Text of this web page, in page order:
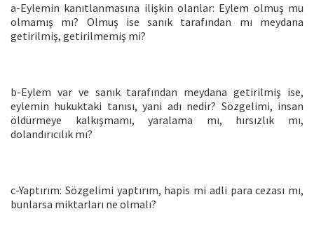
a-Eylemin kanıtlanmasına ilişkin olanlar: Eylem olmuş mu
olmamış mı? Olmuş ise sanık tarafından mı meydana
getirilmiş, getirilmemiş mi?
b-Eylem var ve sanık tarafından meydana getirilmiş ise,
eylemin hukuktaki tanısı, yani adı nedir? Sözgelimi, insan
öldürmeye kalkışmamı, yaralama mı, hırsızlık mı,
dolandırıcılık mı?
c-Yaptırım: Sözgelimi yaptırım, hapis mi adli para cezası mı,
bunlarsa miktarları ne olmalı?